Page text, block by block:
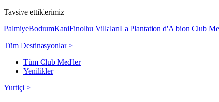
Tavsiye ettiklerimiz
PalmiyeBodrumKaniFinolhu VillalarıLa Plantation d'Albion Club
Tüm Destinasyonlar >
Tüm Club Med'ler
Yenilikler
Yurtiçi >